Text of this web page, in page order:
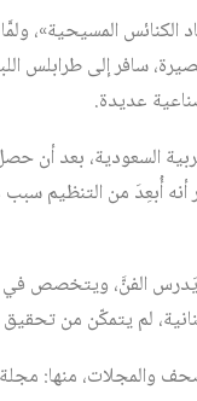
المسيحية»،
سافر إلى طرابلس
عديدة.
إلى العربية السعودية،
أنه أُبعِدَ من التنظيم
لم يتمكّن من تحقيق